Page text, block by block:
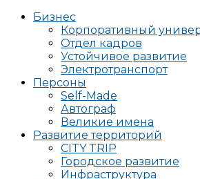
Бизнес
Корпоративный
Отдел кадров
Устойчивое развитие
Электротранспорт
Персоны
Self-Made
Автограф
Великие имена
Развитие территорий
CITY TRIP
Городское развитие
Инфраструктура